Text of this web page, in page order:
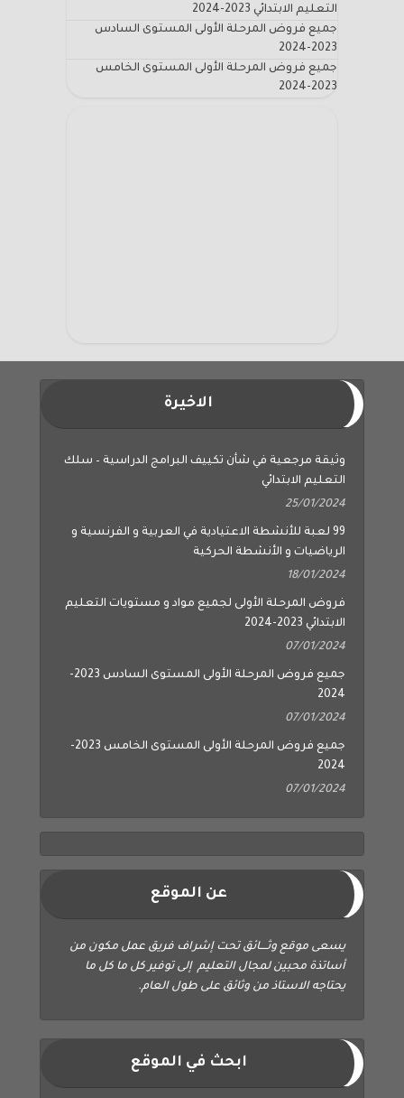
التعليم الابتدائي 2023-2024
جميع فروض المرحلة الأولى المستوى السادس
2023-2024
جميع فروض المرحلة الأولى المستوى الخامس
2023-2024
الاخيرة
وثيقة مرجعية في شأن تكييف البرامج الدراسية – سلك
التعليم الابتدائي
25/01/2024
99 لعبة للأنشطة الاعتيادية في العربية و الفرنسية و
الرياضيات و الأنشطة الحركية
18/01/2024
فروض المرحلة الأولى لجميع مواد و مستويات التعليم
الابتدائي 2023-2024
07/01/2024
جميع فروض المرحلة الأولى المستوى السادس 2023-
2024
07/01/2024
جميع فروض المرحلة الأولى المستوى الخامس 2023-
2024
07/01/2024
عن الموقع
يسعى موقع وثــــائق تحت إشراف فريق عمل مكون من
أساتذة محبين لمجال التعليم إلى توفير كل ما كل ما
يحتاجه الاستاذ من وثائق على طول العام.
ابحث في الموقع